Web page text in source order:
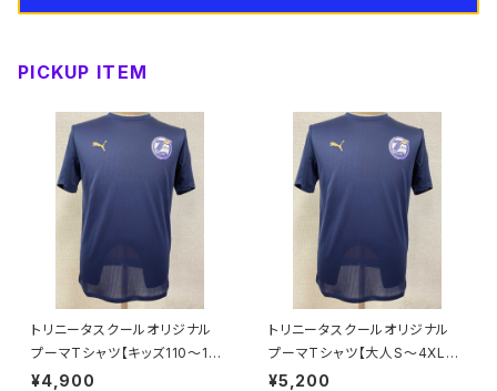
大人サイズ
キッズ
大人サイズ
ピステ
キッズ
大人サイズ
インナー
大人サイズ
スウェット
スパイク
トレーニングシューズ
ネックウォーマー
手袋
PICKUP ITEM
トリニータスクールオリジナル
プーマTシャツ【キッズ110～16
0】※受注生産（納期約1.5か月）
¥4,900
トリニータスクールオリジナル
プーマTシャツ【大人S～4XL】
※受注生産（納期約1.5か月）
¥5,200